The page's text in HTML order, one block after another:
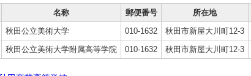
名称 郵便番号 所在地
秋田公立美術大学 010-1632 秋田市新屋大川町12-3
秋田公立美術大学附属高等学院 010-1632 秋田市新屋大川町12-3